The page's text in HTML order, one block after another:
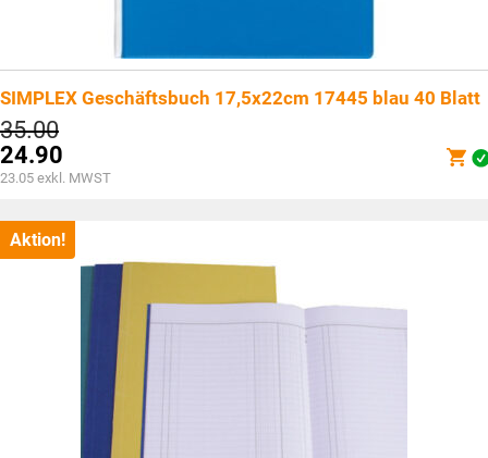
SIMPLEX Geschäftsbuch 17,5x22cm 17445 blau 40 Blatt
35.00Ursprünglicher
Preis
war:
CHF35.00
24.90
Aktueller
ist:
CHF24.90.
23.05 exkl. MWST
Aktion!